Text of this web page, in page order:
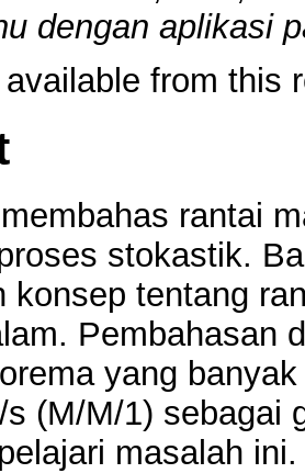
dengan aplikasi
from this
rantai
stokastik.
konsep tentang
Pembahasan
yang
(M/M/1) sebagai
masalah ini.